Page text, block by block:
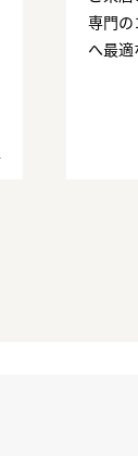
専門の
へ最